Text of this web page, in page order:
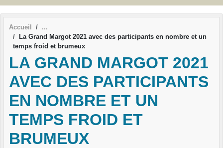
Accueil
La Grand Margot 2021 avec des participants en nombre et un
temps froid et brumeux
LA GRAND MARGOT 2021
AVEC DES PARTICIPANTS
EN NOMBRE ET UN
TEMPS FROID ET
BRUMEUX